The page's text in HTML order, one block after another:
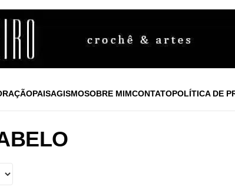
PAISAGISMOSOBRE MIMCONTATOPOLÍTICA DE